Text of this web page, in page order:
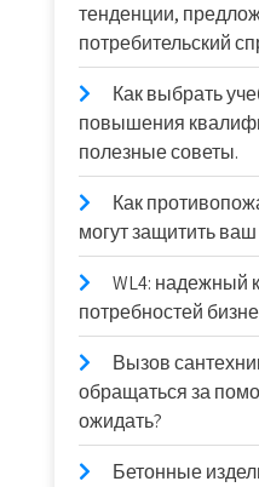
тенденции,
потребительский
Как выбрать
повышения
полезные советы.
Как
могут защитить
WL4: надежный
потребностей
Вызов
обращаться за
ожидать?
Бетонные